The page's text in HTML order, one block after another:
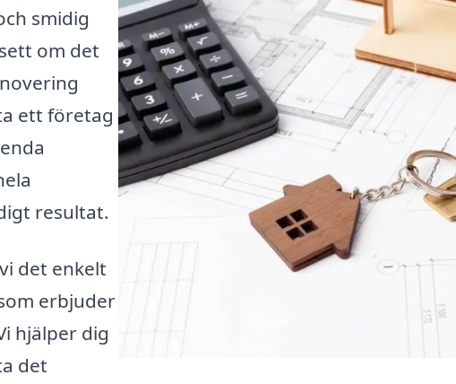
smidig
om det
ett företag
resultat.
det enkelt
erbjuder
hjälper dig
det